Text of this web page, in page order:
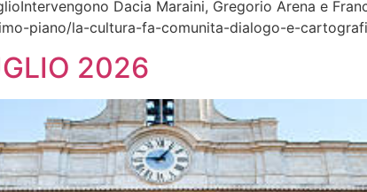
Dacia Maraini, Gregorio Arena e
piano/la-cultura-fa-comunita-dialogo-e-
2026